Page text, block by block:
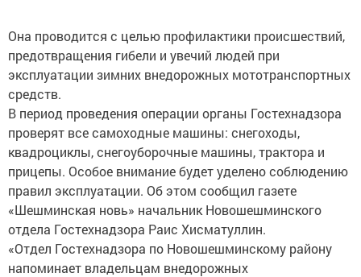
Она проводится с целью профилактики происшествий,
предотвращения гибели и увечий людей при
эксплуатации зимних внедорожных мототранспортных
средств.
В период проведения операции органы Гостехнадзора
проверят все самоходные машины: снегоходы,
квадроциклы, снегоуборочные машины, трактора и
прицепы. Особое внимание будет уделено соблюдению
правил эксплуатации. Об этом сообщил газете
«Шешминская новь» начальник Новошешминского
отдела Гостехнадзора Раис Хисматуллин.
«Отдел Гостехнадзора по Новошешминскому району
напоминает владельцам внедорожных